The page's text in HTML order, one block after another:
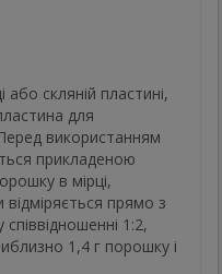
скляній пластині,
для
використанням
прикладеною
в мірці,
прямо з
1:2,
1,4 г порошку і